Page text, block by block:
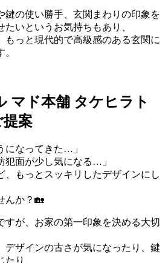
鍵の使い勝手、玄関まわりの印象を
たいというお気持ちもあり、
もっと現代的で高級感のある玄関に
マド本舗 タケヒラト
案
になってきた…」
犯面が少し気になる…」
、もっとスッキリしたデザインにし
んか？🏡
すが、お家の第一印象を決める大切
デザインの古さが気になったり、鍵
り、